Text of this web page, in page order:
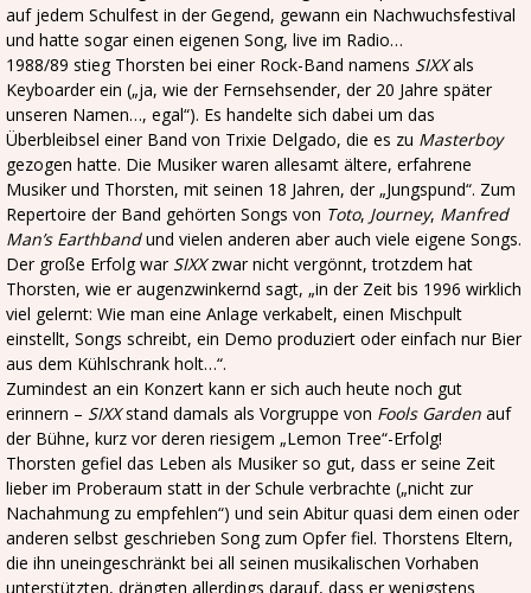
auf jedem Schulfest in der Gegend, gewann ein Nachwuchsfestival
und hatte sogar einen eigenen Song, live im Radio…
1988/89 stieg Thorsten bei einer Rock-Band namens SIXXals
Keyboarder ein („ja, wie der Fernsehsender, der 20 Jahre später
unseren Namen…, egal“). Es handelte sich dabei um das
Überbleibsel einer Band von Trixie Delgado, die es zu Masterboy
gezogen hatte. Die Musiker waren allesamt ältere, erfahrene
Musiker und Thorsten, mit seinen 18 Jahren, der „Jungspund“. Zum
Repertoire der Band gehörten Songs von Toto, Journey, Manfred
Man’s Earthbandund vielen anderen aber auch viele eigene Songs.
Der große Erfolg war SIXXzwar nicht vergönnt, trotzdem hat
Thorsten, wie er augenzwinkernd sagt, „in der Zeit bis 1996 wirklich
viel gelernt: Wie man eine Anlage verkabelt, einen Mischpult
einstellt, Songs schreibt, ein Demo produziert oder einfach nur Bier
aus dem Kühlschrank holt…“.
Zumindest an ein Konzert kann er sich auch heute noch gut
erinnern – SIXXstand damals als Vorgruppe von Fools Garden auf
der Bühne, kurz vor deren riesigem „Lemon Tree“-Erfolg!
Thorsten gefiel das Leben als Musiker so gut, dass er seine Zeit
lieber im Proberaum statt in der Schule verbrachte („nicht zur
Nachahmung zu empfehlen“) und sein Abitur quasi dem einen oder
anderen selbst geschrieben Song zum Opfer fiel. Thorstens Eltern,
die ihn uneingeschränkt bei all seinen musikalischen Vorhaben
unterstützten, drängten allerdings darauf, dass er wenigstens